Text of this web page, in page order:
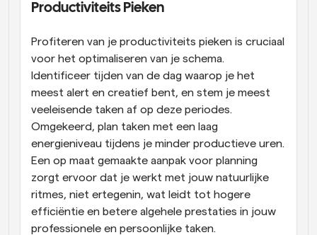
Productiviteits Pieken
Profiteren van je productiviteits pieken is cruciaal
voor het optimaliseren van je schema.
Identificeer tijden van de dag waarop je het
meest alert en creatief bent, en stem je meest
veeleisende taken af op deze periodes.
Omgekeerd, plan taken met een laag
energieniveau tijdens je minder productieve uren.
Een op maat gemaakte aanpak voor planning
zorgt ervoor dat je werkt met jouw natuurlijke
ritmes, niet ertegenin, wat leidt tot hogere
efficiëntie en betere algehele prestaties in jouw
professionele en persoonlijke taken.